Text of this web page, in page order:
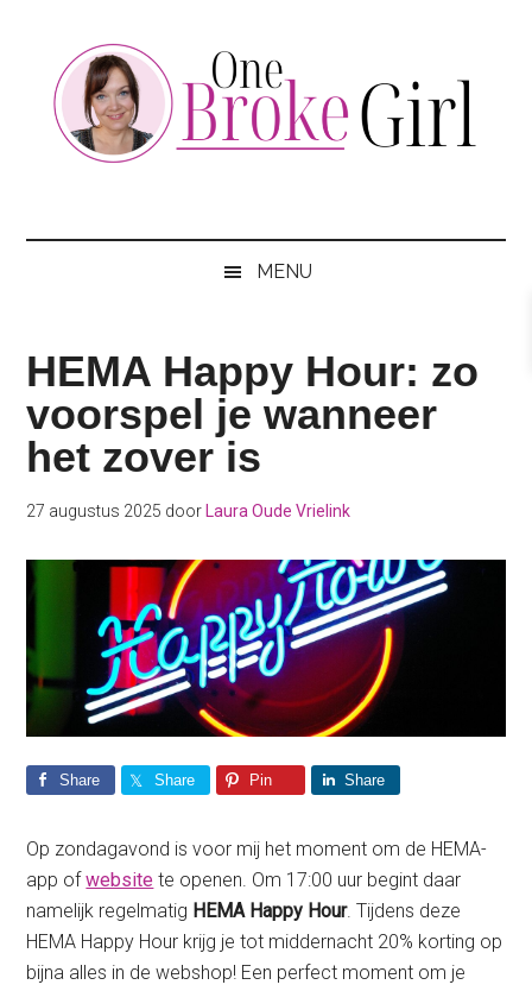
content
secondary
MENU
HEMA Happy Hour: zo
voorspel je wanneer
het zover is
27 augustus 2025 door Laura Oude Vrielink
Share Share Pin Share
Op zondagavond is voor mij het moment om de HEMA-
app ofwebsite te openen. Om 17:00 uur begint daar
namelijk regelmatig HEMA Happy Hour. Tijdens deze
HEMA Happy Hour krijg je tot middernacht 20% korting op
bijna alles in de webshop! Een perfect moment om je